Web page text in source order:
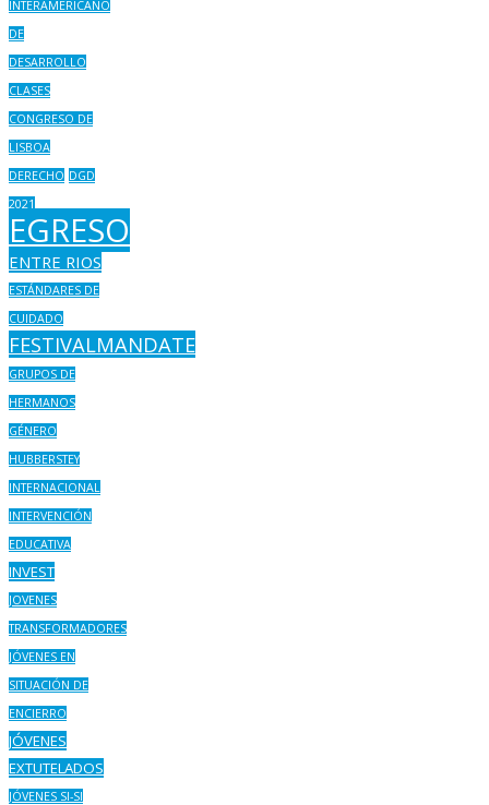
INTERAMERICANO
DE
DESARROLLO
CLASES
CONGRESO DE
LISBOA
DERECHO DGD
2021
EGRESO
ENTRE RIOS
ESTÁNDARES DE
CUIDADO
FESTIVALMANDATE
GRUPOS DE
HERMANOS
GÉNERO
HUBBERSTEY
INTERNACIONAL
INTERVENCIÓN
EDUCATIVA
INVEST
JOVENES
TRANSFORMADORES
JÓVENES EN
SITUACIÓN DE
ENCIERRO
JÓVENES
EXTUTELADOS
JÓVENES SI-SI